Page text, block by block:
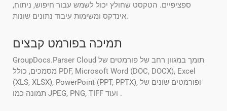
ספציפיים. הטקסט שחולץ יכול לשמש עבור חיפוש, ניתוח,
אינדקס ומשימות עיבוד נתונים שונות.
תמיכה בפורמט קבצים
GroupDocs.Parser Cloud תומך במגוון רחב של פורמטים של
מסמכים, כולל PDF, Microsoft Word (DOC, DOCX), Excel
(XLS, XLSX), PowerPoint (PPT, PPTX), ופורמטים שונים של
תמונה כמו JPEG, PNG, TIFF ועוד .